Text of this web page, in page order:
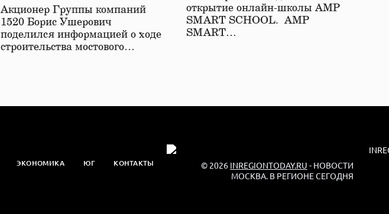
железной дороге
Акционер Группы компаний
1520 Борис Ушерович
поделился информацией о ходе
строительства мостового…
открытие онлайн-школы АМР
SMART SCHOOL. АМР
SMART…
ЭКОНОМИКА ЮГ КОНТАКТЫ © 2026 INREGIONTODAY.RU - НОВОСТИ
МОСКВА. В РЕГИОНЕ СЕГОДНЯ